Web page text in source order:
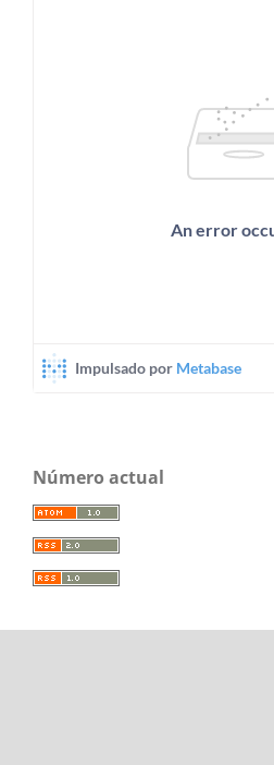
Número actual